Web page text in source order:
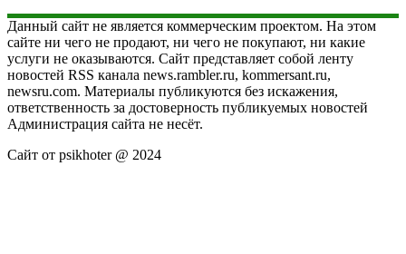
Данный сайт не является коммерческим проектом. На этом
сайте ни чего не продают, ни чего не покупают, ни какие
услуги не оказываются. Сайт представляет собой ленту
новостей RSS канала news.rambler.ru, kommersant.ru,
newsru.com. Материалы публикуются без искажения,
ответственность за достоверность публикуемых новостей
Администрация сайта не несёт.
Сайт от psikhoter @ 2024